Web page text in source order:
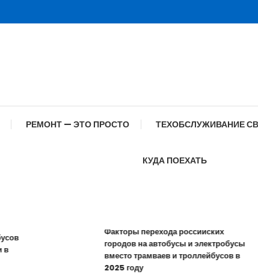
РЕМОНТ — ЭТО ПРОСТО ТЕХОБСЛУЖИВАНИЕ
КУДА ПОЕХАТЬ
Факторы перехода российских
городов на автобусы и электробусы
вместо трамваев и троллейбусов в
2025 году